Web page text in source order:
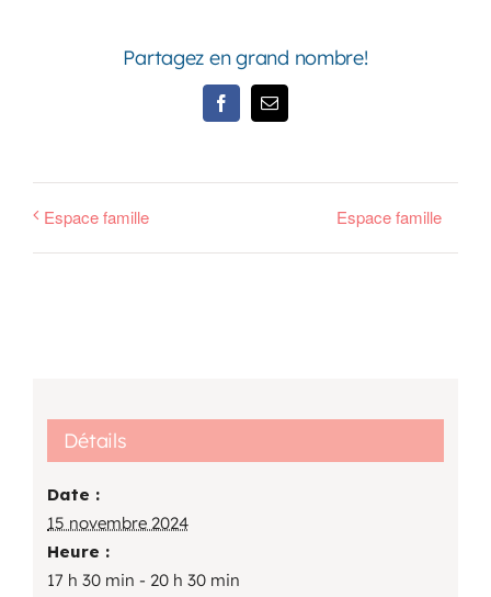
Partagez en grand nombre!
FacebookEmail
Espace famille Espace famille
Détails
Date :
15 novembre 2024
Heure :
17 h 30 min - 20 h 30 min